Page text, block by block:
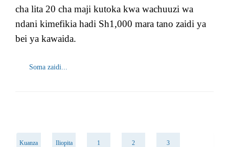
cha lita 20 cha maji kutoka kwa wachuuzi wa
ndani kimefikia hadi Sh1,000 mara tano zaidi ya
bei ya kawaida.
Soma zaidi...
Kuanza Iliopita 1 2 3